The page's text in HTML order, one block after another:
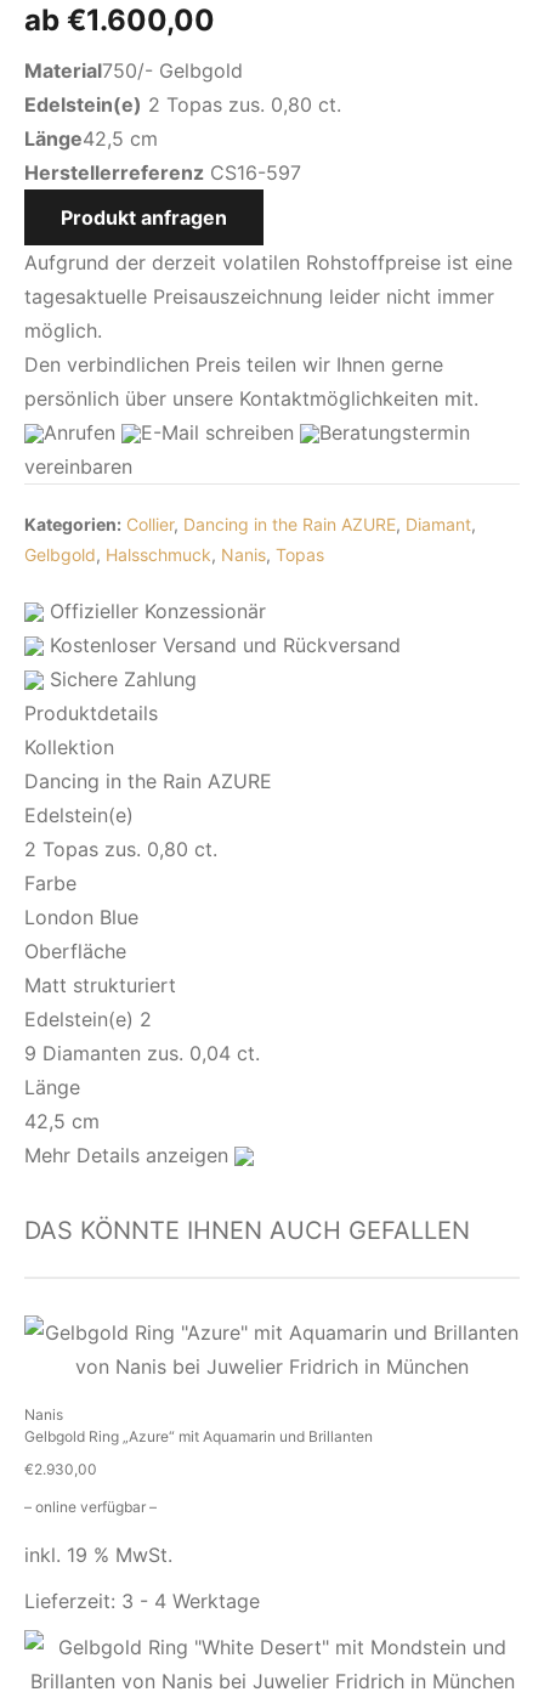
ab €1.600,00
Material750/- Gelbgold
Edelstein(e) 2 Topas zus. 0,80 ct.
Länge42,5 cm
Herstellerreferenz CS16-597
Produkt anfragen
Aufgrund der derzeit volatilen Rohstoffpreise ist eine
tagesaktuelle Preisauszeichnung leider nicht immer
möglich.
Den verbindlichen Preis teilen wir Ihnen gerne
persönlich über unsere Kontaktmöglichkeiten mit.
Anrufen
E-Mail schreiben
Beratungstermin
vereinbaren
Kategorien: Collier, Dancing in the Rain AZURE, Diamant,
Gelbgold, Halsschmuck, Nanis, Topas
Offizieller Konzessionär
Kostenloser Versand und Rückversand
Sichere Zahlung
Produktdetails
Kollektion
Dancing in the Rain AZURE
Edelstein(e)
2 Topas zus. 0,80 ct.
Farbe
London Blue
Oberfläche
Matt strukturiert
Edelstein(e) 2
9 Diamanten zus. 0,04 ct.
Länge
42,5 cm
Mehr Details anzeigen
DAS KÖNNTE IHNEN AUCH GEFALLEN
Nanis
Gelbgold Ring „Azure“ mit Aquamarin und Brillanten
€2.930,00
– online verfügbar –
inkl. 19 % MwSt.
Lieferzeit: 3 - 4 Werktage